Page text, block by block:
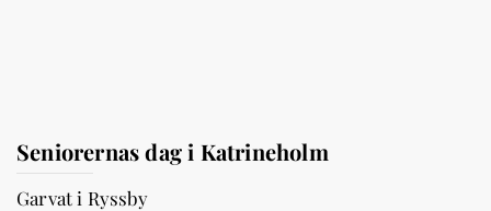
Seniorernas dag i Katrineholm
Garvat i Ryssby